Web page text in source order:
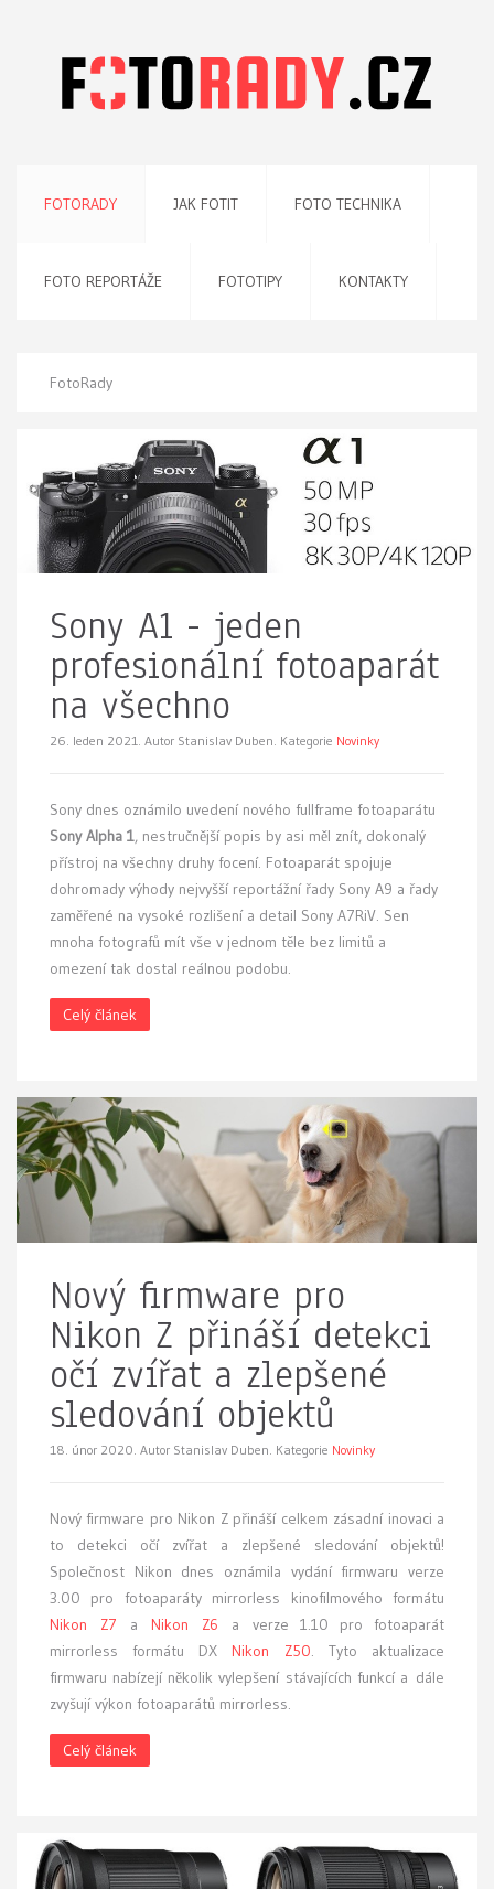
FOTORADY JAK FOTIT FOTO TECHNIKA
FOTO REPORTÁŽE FOTOTIPY KONTAKTY
FotoRady
Sony A1 - jeden
profesionální fotoaparát
na všechno
26. leden 2021. Autor Stanislav Duben. Kategorie Novinky
Sony dnes oznámilo uvedení nového fullframe fotoaparátu
Sony Alpha 1, nestručnější popis by asi měl znít, dokonalý
přístroj na všechny druhy focení. Fotoaparát spojuje
dohromady výhody nejvyšší reportážní řady Sony A9 a řady
zaměřené na vysoké rozlišení a detail Sony A7RiV. Sen
mnoha fotografů mít vše v jednom těle bez limitů a
omezení tak dostal reálnou podobu.
Celý článek
Nový firmware pro
Nikon Z přináší detekci
očí zvířat a zlepšené
sledování objektů
18. únor 2020. Autor Stanislav Duben. Kategorie Novinky
Nový firmware pro Nikon Z přináší celkem zásadní inovaci a
to detekci očí zvířat a zlepšené sledování objektů!
Společnost Nikon dnes oznámila vydání firmwaru verze
3.00 pro fotoaparáty mirrorless kinofilmového formátu
Nikon Z7 a Nikon Z6 a verze 1.10 pro fotoaparát
mirrorless formátu DX Nikon Z50. Tyto aktualizace
firmwaru nabízejí několik vylepšení stávajících funkcí a dále
zvyšují výkon fotoaparátů mirrorless.
Celý článek